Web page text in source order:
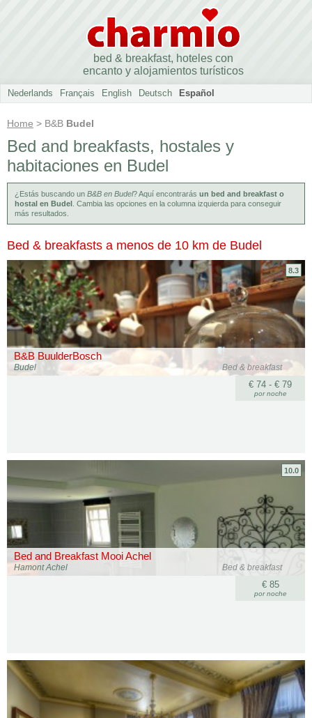
bed & breakfast, hoteles con
encanto y alojamientos turísticos
Nederlands Français English Deutsch Español
Home > B&B Budel
Bed and breakfasts, hostales y
habitaciones en Budel
¿Estás buscando un B&B en Budel? Aquí encontrarás un bed and breakfast o
hostal en Budel . Cambia las opciones en la columna izquierda para conseguir
más resultados.
Bed & breakfasts a menos de 10 km de Budel
B&B BuulderBosch
Bed & breakfast
Budel
8.3
€ 74 - € 79
por noche
Bed and Breakfast Mooi Achel
Bed & breakfast
Hamont Achel
10.0
€ 85
por noche